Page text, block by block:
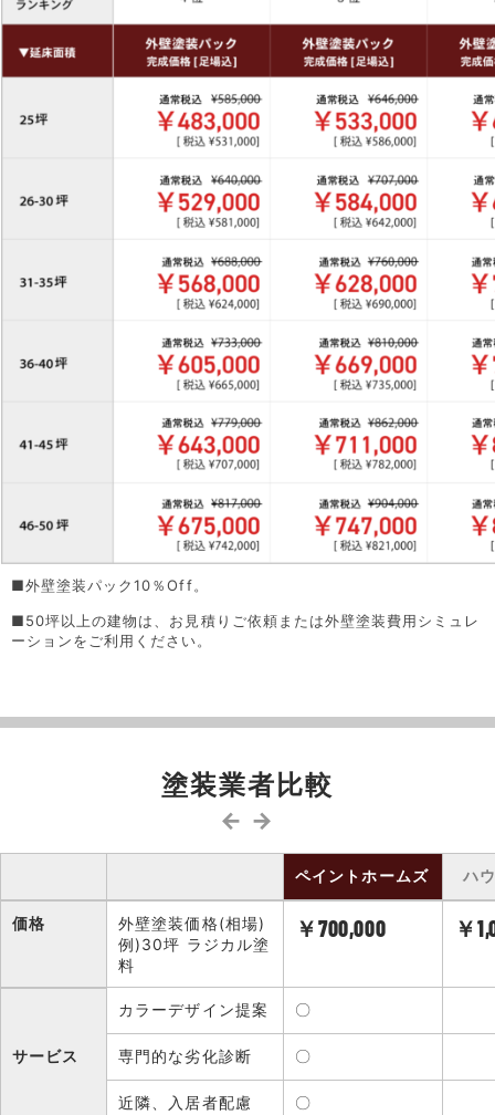
■外壁塗装パック10％Off。
■50坪以上の建物は、お見積りご依頼または外壁塗装費用シミュレ
ーションをご利用ください。
塗装業者比較
← →
ペイントホームズ ハ
価格
外壁塗装価格(相場)
例)30坪 ラジカル塗
料
￥700,000 ￥
カラーデザイン提案 〇
サービス 専門的な劣化診断 〇
近隣、入居者配慮 〇